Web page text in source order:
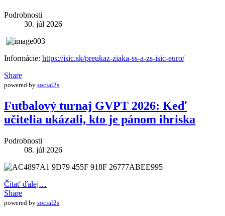
Podrobnosti
30. júl 2026
Informácie: https://isic.sk/preukaz-ziaka-ss-a-zs-isic-euro/
Share
powered by social2s
Futbalový turnaj GVPT 2026: Keď
učitelia ukázali, kto je pánom ihriska
Podrobnosti
08. júl 2026
Čítať ďalej…
Share
powered by social2s